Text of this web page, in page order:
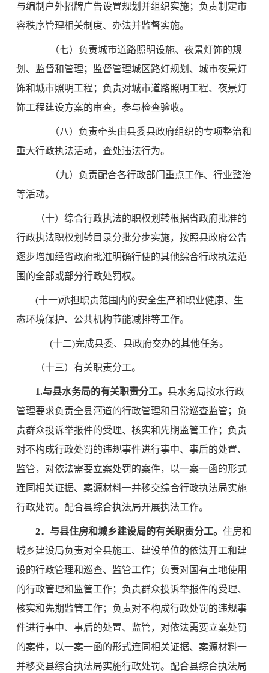
与编制户外招牌广告设置规划并组织实施；负责制定市
容秩序管理相关制度、办法并监督实施。
（七）负责城市道路照明设施、夜景灯饰的规
划、监督和管理；监督管理城区路灯规划、城市夜景灯
饰和城市照明工程；负责对城市道路照明工程、夜景灯
饰工程建设方案的审查，参与检查验收。
（八）负责牵头由县委县政府组织的专项整治和
重大行政执法活动，查处违法行为。
（九）负责配合各行政部门重点工作、行业整治
等活动。
（十）综合行政执法的职权划转根据省政府批准的
行政执法职权划转目录分批分步实施，按照县政府公告
逐步增加经省政府批准明确行使的其他综合行政执法范
围的全部或部分行政处罚权。
(十一)承担职责范围内的安全生产和职业健康、生
态环境保护、公共机构节能减排等工作。
(十二)完成县委、县政府交办的其他任务。
（十三）有关职责分工。
1.与县水务局的有关职责分工。 县水务局按水行政
管理要求负责全县河道的行政管理和日常巡查监管；负
责群众投诉举报件的受理、核实和先期监管工作；负责
对不构成行政处罚的违规事件进行事中、事后的处置、
监管，对依法需要立案处罚的案件，以一案一函的形式
连同相关证据、案源材料一并移交综合行政执法局实施
行政处罚。配合县综合执法局开展执法工作。
2．与县住房和城乡建设局的有关职责分工。住房和
城乡建设局负责对全县施工、建设单位的依法开工和建
设的行政管理和巡查、监管工作；负责对国有土地使用
的行政管理和监管工作； 负责群众投诉举报件的受理、
核实和先期监管工作；负责对不构成行政处罚的违规事
件进行事中、事后的处置、监管，对依法需要立案处罚
的案件，以一案一函的形式连同相关证据、案源材料一
并移交县综合执法局实施行政处罚。配合县综合执法局